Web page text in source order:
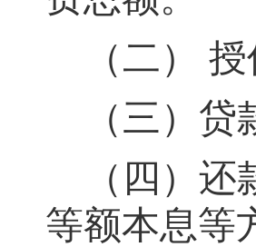
（二）
授
（三）贷
（四）还
等额本息等